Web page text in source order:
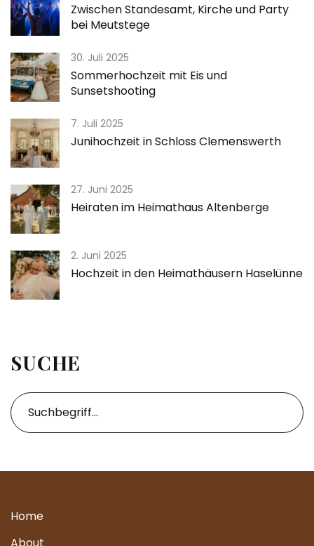
Zwischen Standesamt, Kirche und Party
bei Meutstege
30. Juli 2025
Sommerhochzeit mit Eis und
Sunsetshooting
7. Juli 2025
Junihochzeit in Schloss Clemenswerth
27. Juni 2025
Heiraten im Heimathaus Altenberge
2. Juni 2025
Hochzeit in den Heimathäusern Haselünne
SUCHE
Home